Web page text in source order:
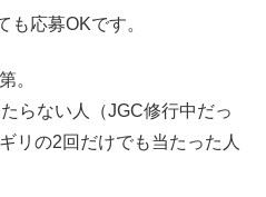
も応募OKです。
。
らない人（JGC修行中だっ
リの2回だけでも当たった人